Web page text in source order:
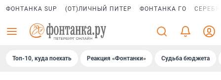
ФОНТАНКА SUP (ОТ)ЛИЧНЫЙ ПИТЕР ФОНТАНКА ГО
Топ-10, куда поехать Реакция «Фонтанки» Судьба бюджета